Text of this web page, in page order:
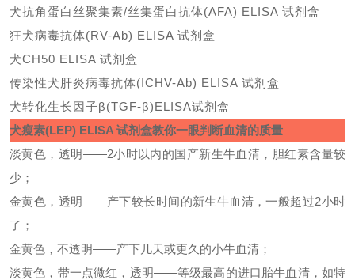
犬抗角蛋白丝聚集素/丝集蛋白抗体(AFA) ELISA 试剂盒
狂犬病毒抗体(RV-Ab) ELISA 试剂盒
犬CH50 ELISA 试剂盒
传染性犬肝炎病毒抗体(ICHV-Ab) ELISA 试剂盒
犬转化生长因子β(TGF-β)ELISA试剂盒
犬瘦素(LEP) ELISA 试剂盒教你一眼判断血清的质量
淡黄色，透明——2小时以内的国产新生牛血清，胆红素含量较
少；
金黄色，透明——产下较长时间的新生牛血清，一般超过2小时
了；
金黄色，不透明——产下几天或更久的小牛血清；
淡黄色，带一点微红，透明——等级最高的进口胎牛血清，如特